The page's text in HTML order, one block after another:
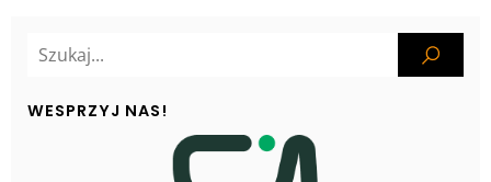
WESPRZYJ NAS!